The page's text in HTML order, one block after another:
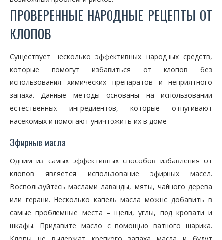
ПРОВЕРЕННЫЕ НАРОДНЫЕ РЕЦЕПТЫ ОТ
КЛОПОВ
Существует несколько эффективных народных средств,
которые помогут избавиться от клопов без
использования химических препаратов и неприятного
запаха. Данные методы основаны на использовании
естественных ингредиентов, которые отпугивают
насекомых и помогают уничтожить их в доме.
Эфирные масла
Одним из самых эффективных способов избавления от
клопов является использование эфирных масел.
Воспользуйтесь маслами лаванды, мяты, чайного дерева
или герани. Несколько капель масла можно добавить в
самые проблемные места – щели, углы, под кровати и
шкафы. Придавите масло с помощью ватного шарика.